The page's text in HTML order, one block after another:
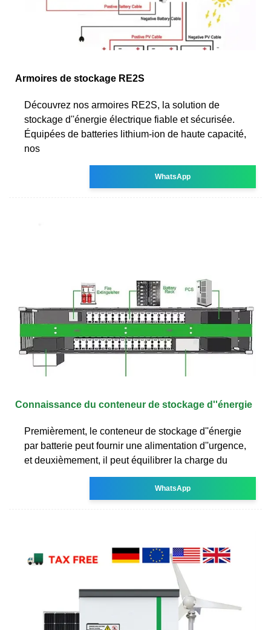
Armoires de stockage RE2S
Découvrez nos armoires RE2S, la solution de
stockage d''énergie électrique fiable et sécurisée.
Équipées de batteries lithium-ion de haute capacité,
nos
WhatsApp
Connaissance du conteneur de stockage d''énergie
Premièrement, le conteneur de stockage d''énergie
par batterie peut fournir une alimentation d''urgence,
et deuxièmement, il peut équilibrer la charge du
WhatsApp